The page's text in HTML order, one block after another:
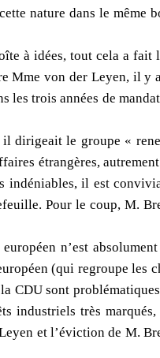
nature dans le même
à idées, tout cela a fait
Mme von der Leyen, il y
les trois années de
il dirigeait le groupe «
étrangères,
indéniables, il est
Pour le coup, M.
n’est absolument
(qui regroupe les
CDU sont
industriels très marqués,
et l’éviction de M.